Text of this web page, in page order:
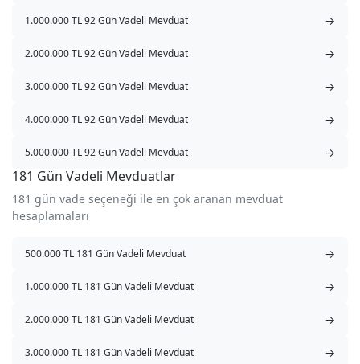
1.000.000 TL 92 Gün Vadeli Mevduat →
2.000.000 TL 92 Gün Vadeli Mevduat →
3.000.000 TL 92 Gün Vadeli Mevduat →
4.000.000 TL 92 Gün Vadeli Mevduat →
5.000.000 TL 92 Gün Vadeli Mevduat →
181 Gün Vadeli Mevduatlar
181 gün vade seçeneği ile en çok aranan mevduat
hesaplamaları
500.000 TL 181 Gün Vadeli Mevduat →
1.000.000 TL 181 Gün Vadeli Mevduat →
2.000.000 TL 181 Gün Vadeli Mevduat →
3.000.000 TL 181 Gün Vadeli Mevduat →